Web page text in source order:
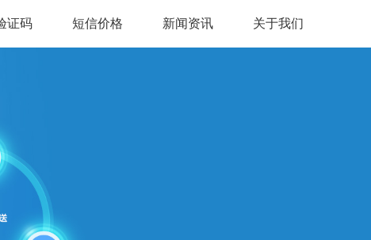
证码 短信价格 新闻资讯 关于我们